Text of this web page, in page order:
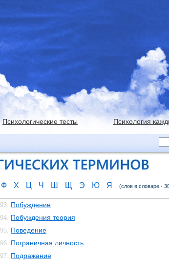
Психологические тесты Психология
Ф Х Ц Ч Ш Щ Э Ю Я (слов в словаре -
93. Побуждение
94. Побуждения теория
95. Поведение
96. Пограничная личность
97. Подражание